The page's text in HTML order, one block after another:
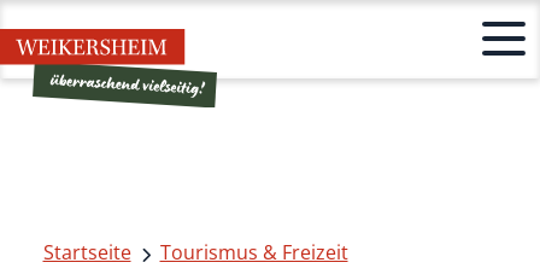
Startseite
Tourismus & Freizeit